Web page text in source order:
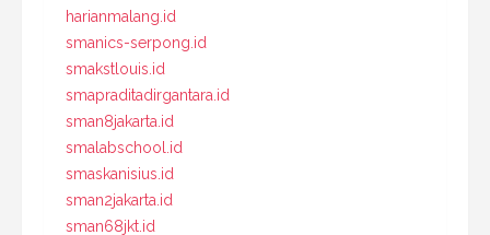
harianmalang.id
smanics-serpong.id
smakstlouis.id
smapraditadirgantara.id
sman8jakarta.id
smalabschool.id
smaskanisius.id
sman2jakarta.id
sman68jkt.id